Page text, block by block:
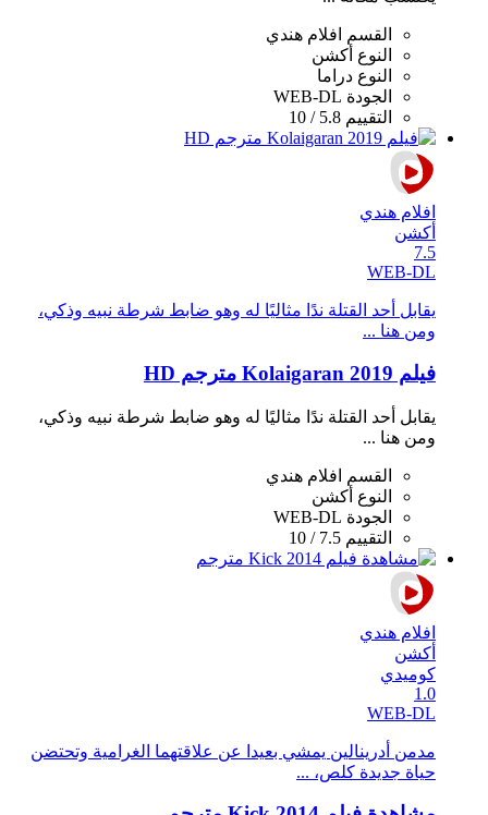
القسم
افلام هندي
النوع أكشن
النوع دراما
الجودة WEB-DL
التقييم 5.8 / 10
افلام هندي
أكشن
7.5
WEB-DL
يقابل أحد القتلة ندًا مثاليًا له وهو ضابط شرطة نبيه وذكي،
ومن هنا ...
فيلم Kolaigaran 2019 مترجم HD
يقابل أحد القتلة ندًا مثاليًا له وهو ضابط شرطة نبيه وذكي،
ومن هنا ...
القسم
افلام هندي
النوع أكشن
الجودة WEB-DL
التقييم 7.5 / 10
افلام هندي
أكشن
كوميدي
1.0
WEB-DL
مدمن أدرينالين يمشي بعيدا عن علاقتهما الغرامية وتحتضن
حياة جديدة كلص، ...